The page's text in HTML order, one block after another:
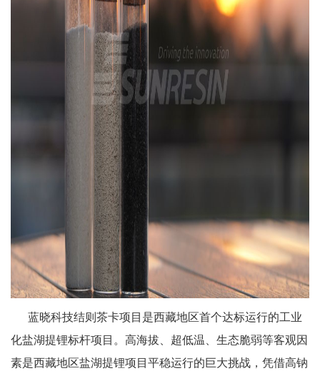
蓝晓科技结则茶卡项目是西藏地区首个达标运行的工业
化盐湖提锂标杆项目。高海拔、超低温、生态脆弱等客观因
素是西藏地区盐湖提锂项目平稳运行的巨大挑战，凭借高钠